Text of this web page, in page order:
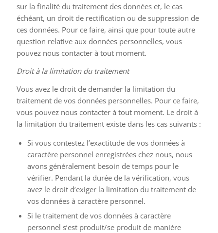
sur la finalité du traitement des données et, le cas
échéant, un droit de rectification ou de suppression de
ces données. Pour ce faire, ainsi que pour toute autre
question relative aux données personnelles, vous
pouvez nous contacter à tout moment.
Droit à la limitation du traitement
Vous avez le droit de demander la limitation du
traitement de vos données personnelles. Pour ce faire,
vous pouvez nous contacter à tout moment. Le droit à
la limitation du traitement existe dans les cas suivants :
Si vous contestez l’exactitude de vos données à
caractère personnel enregistrées chez nous, nous
avons généralement besoin de temps pour le
vérifier. Pendant la durée de la vérification, vous
avez le droit d’exiger la limitation du traitement de
vos données à caractère personnel.
Si le traitement de vos données à caractère
personnel s’est produit/se produit de manière